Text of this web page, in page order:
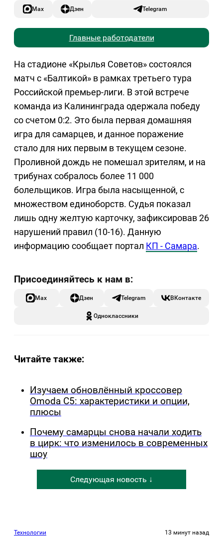
Max Дзен Telegram
Главные работодатели
На стадионе «Крылья Советов» состоялся
матч с «Балтикой» в рамках третьего тура
Российской премьер-лиги. В этой встрече
команда из Калининграда одержала победу
со счетом 0:2. Это была первая домашняя
игра для самарцев, и данное поражение
стало для них первым в текущем сезоне.
Проливной дождь не помешал зрителям, и на
трибунах собралось более 11 000
болельщиков. Игра была насыщенной, с
множеством единоборств. Судья показал
лишь одну желтую карточку, зафиксировав 26
нарушений правил (10-16). Данную
информацию сообщает портал КП - Самара.
Max Дзен Telegram ВКонтакте
Одноклассники
Читайте также:
Изучаем обновлённый кроссовер
Omoda C5: характеристики и опции,
плюсы
Почему самарцы снова начали ходить
в цирк: что изменилось в современных
шоу
Следующая новость ↓
Технологии 13 минут назад